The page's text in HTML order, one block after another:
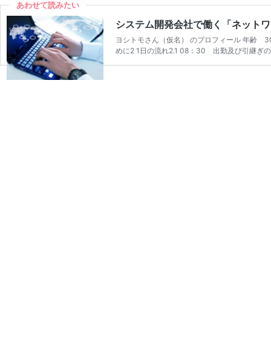
あわせて読みたい
システム開発会社で働く「ネット
ヨシトモさん（仮名） のプロフィール 年齢
めに2 1日の流れ2.1 08：30 出勤及び引継ぎ